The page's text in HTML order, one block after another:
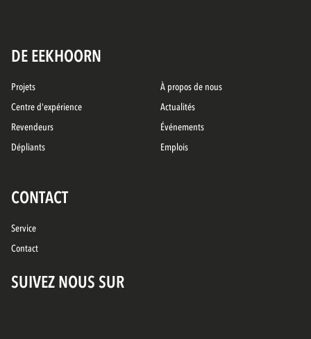
DE EEKHOORN
Projets
Centre d'expérience
Revendeurs
Dépliants
À propos de nous
Actualités
Événements
Emplois
CONTACT
Service
Contact
SUIVEZ NOUS SUR